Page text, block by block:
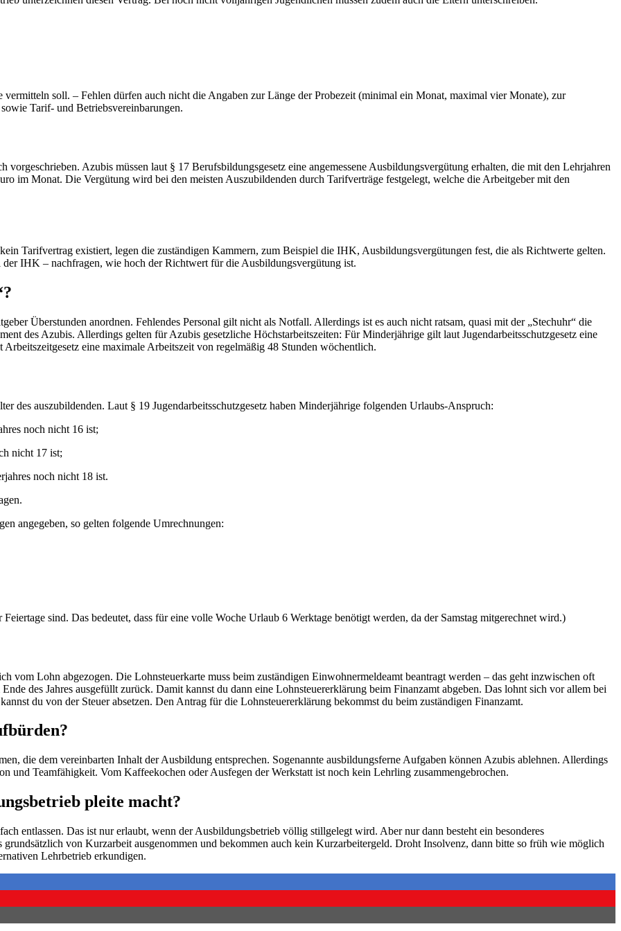
soll. – Fehlen dürfen auch nicht die Angaben zur Länge der Probezeit (minimal ein Monat, maximal vier Monate), zur
Tarif- und Betriebsvereinbarungen.
Azubis müssen laut § 17 Berufsbildungsgesetz eine angemessene Ausbildungsvergütung erhalten, die mit den Lehrjahren
im Monat. Die Vergütung wird bei den meisten Auszubildenden durch Tarifverträge festgelegt, welche die Arbeitgeber mit den
Tarifvertrag existiert, legen die zuständigen Kammern, zum Beispiel die IHK, Ausbildungsvergütungen fest, die als Richtwerte gelten.
IHK – nachfragen, wie hoch der Richtwert für die Ausbildungsvergütung ist.
Überstunden anordnen. Fehlendes Personal gilt nicht als Notfall. Allerdings ist es auch nicht ratsam, quasi mit der „Stechuhr“ die
des Azubis. Allerdings gelten für Azubis gesetzliche Höchstarbeitszeiten: Für Minderjährige gilt laut Jugendarbeitsschutzgesetz eine
eine maximale Arbeitszeit von regelmäßig 48 Stunden wöchentlich.
des auszubildenden. Laut § 19 Jugendarbeitsschutzgesetz haben Minderjährige folgenden Urlaubs-Anspruch:
noch nicht 16 ist;
nicht 17 ist;
noch nicht 18 ist.
angegeben, so gelten folgende Umrechnungen:
sind. Das bedeutet, dass für eine volle Woche Urlaub 6 Werktage benötigt werden, da der Samstag mitgerechnet wird.)
vom Lohn abgezogen. Die Lohnsteuerkarte muss beim zuständigen Einwohnermeldeamt beantragt werden – das geht inzwischen oft
des Jahres ausgefüllt zurück. Damit kannst du dann eine Lohnsteuererklärung beim Finanzamt abgeben. Das lohnt sich vor allem bei
du von der Steuer absetzen. Den Antrag für die Lohnsteuererklärung bekommst du beim zuständigen Finanzamt.
die dem vereinbarten Inhalt der Ausbildung entsprechen. Sogenannte ausbildungsferne Aufgaben können Azubis ablehnen. Allerdings
und Teamfähigkeit. Vom Kaffeekochen oder Ausfegen der Werkstatt ist noch kein Lehrling zusammengebrochen.
pleite macht?
entlassen. Das ist nur erlaubt, wenn der Ausbildungsbetrieb völlig stillgelegt wird. Aber nur dann besteht ein besonderes
von Kurzarbeit ausgenommen und bekommen auch kein Kurzarbeitergeld. Droht Insolvenz, dann bitte so früh wie möglich
Lehrbetrieb erkundigen.